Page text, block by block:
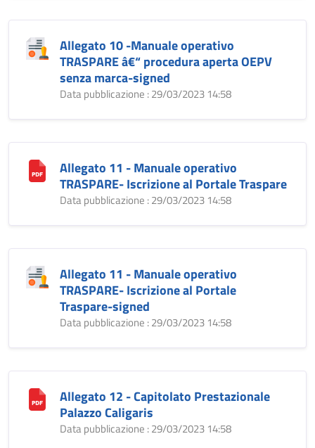
Allegato 10 -Manuale operativo
TRASPARE â€“ procedura aperta OEPV
senza marca-signed
Data pubblicazione : 29/03/2023 14:58
Allegato 11 - Manuale operativo
TRASPARE- Iscrizione al Portale Traspare
Data pubblicazione : 29/03/2023 14:58
Allegato 11 - Manuale operativo
TRASPARE- Iscrizione al Portale
Traspare-signed
Data pubblicazione : 29/03/2023 14:58
Allegato 12 - Capitolato Prestazionale
Palazzo Caligaris
Data pubblicazione : 29/03/2023 14:58